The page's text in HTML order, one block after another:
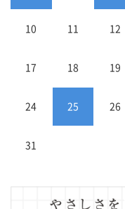
10 11 12
17 18 19
24 25 26
31